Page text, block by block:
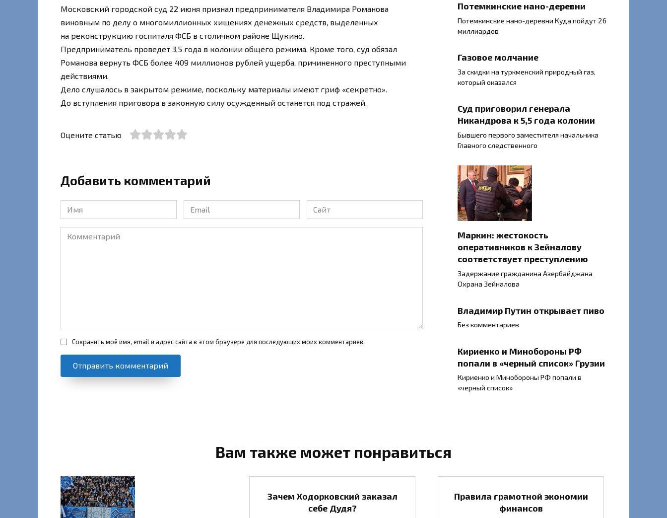
Московский городской суд 22 июня признал предпринимателя Владимира Романова
виновным по делу о многомиллионных хищениях денежных средств, выделенных
на реконструкцию госпиталя ФСБ в столичном районе Щукино.
Предприниматель проведет 3,5 года в колонии общего режима. Кроме того, суд обязал
Романова вернуть ФСБ более 409 миллионов рублей ущерба, причиненного преступными
действиями.
Дело слушалось в закрытом режиме, поскольку материалы имеют гриф «секретно».
До вступления приговора в законную силу осужденный останется под стражей.
Оцените статью
Добавить комментарий
Имя
*
Email
*
Сайт
Комментарий
Сохранить моё имя, email и адрес сайта в этом браузере для последующих моих комментариев.
Потемкинские нано-деревни
Потемкинские нано-деревни Куда пойдут 26
миллиардов
Газовое молчание
За скидки на туркменский природный газ,
который оказался
Суд приговорил генерала
Никандрова к 5,5 года колонии
Бывшего первого заместителя начальника
Главного следственного
Маркин: жестокость
оперативников к Зейналову
соответствует преступлению
Задержание гражданина Азербайджана
Охрана Зейналова
Владимир Путин открывает пиво
Без комментариев
Кириенко и Минобороны РФ
попали в «черный список» Грузии
Кириенко и Минобороны РФ попали в
«черный список»
Вам также может понравиться
Зачем Ходорковский заказал
себе Дудя?
Правила грамотной экономии
финансов